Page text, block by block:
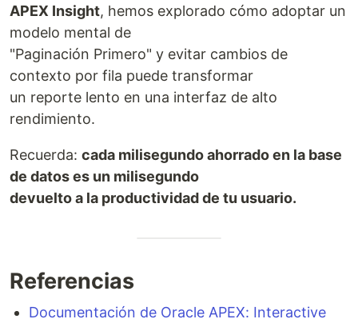
APEX Insight, hemos explorado cómo adoptar un
modelo mental de
"Paginación Primero" y evitar cambios de
contexto por fila puede transformar
un reporte lento en una interfaz de alto
rendimiento.
Recuerda: cada milisegundo ahorrado en la base
de datos es un milisegundo
devuelto a la productividad de tu usuario.
Referencias
Documentación de Oracle APEX: Interactive